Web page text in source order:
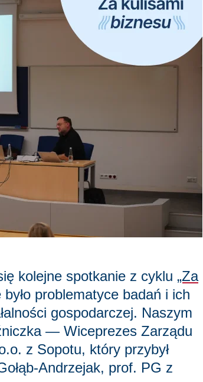
kolejne spotkanie z cyklu „Za
problematyce badań i ich
gospodarczej. Naszym
— Wiceprezes Zarządu
z Sopotu, który przybył
Andrzejak, prof. PG z